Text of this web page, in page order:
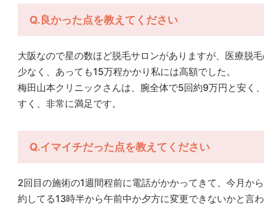
Q.良かった点を教えてください
大阪なので星の数ほど脱毛サロンがありますが、医療脱
少なく、あっても15万程かかり私には高額でした。
梅田山本クリニックさんは、腕全体で5回約9万円と安く
すく、非常に満足です。
Q.イマイチだった点を教えてください
2回目の施術の1週間程前に電話がかかってきて、今月か
約してる13時半から午前中か夕方に変更できないかと言